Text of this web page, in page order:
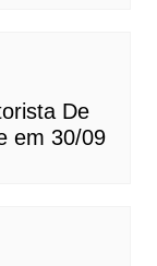
De
em 30/09